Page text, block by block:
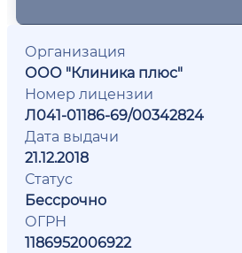
Организация
ООО "Клиника плюс"
Номер лицензии
Л041-01186-69/00342824
Дата выдачи
21.12.2018
Статус
Бессрочно
ОГРН
1186952006922